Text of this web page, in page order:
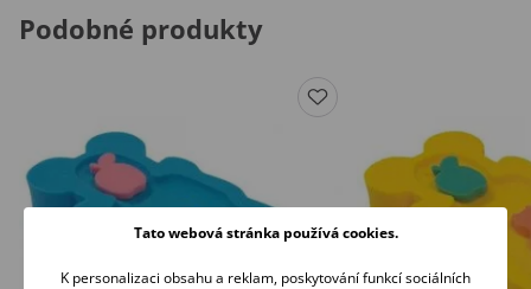
Podobné produkty
Tato webová stránka používá cookies.
K personalizaci obsahu a reklam, poskytování funkcí sociálních